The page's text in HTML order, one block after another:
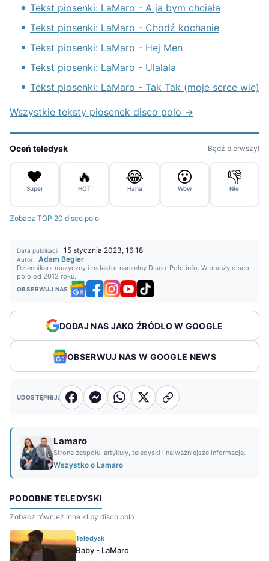
Tekst piosenki: LaMaro - A ja bym chciała
Tekst piosenki: LaMaro - Chodź kochanie
Tekst piosenki: LaMaro - Hej Men
Tekst piosenki: LaMaro - Ulalala
Tekst piosenki: LaMaro - Tak Tak (moje serce wie)
Wszystkie teksty piosenek disco polo →
Oceń teledysk Bądź pierwszy!
❤️
Super
🔥
HOT
😂
Haha
😮
Wow
👎
Nie
Zobacz TOP 20 disco polo
Data publikacji: 15 stycznia 2023, 16:18
Autor: Adam Begier
Dziennikarz muzyczny i redaktor naczelny Disco-Polo.info. W branży disco
polo od 2012 roku.
OBSERWUJ NAS
DODAJ NAS JAKO ŹRÓDŁO W GOOGLE
OBSERWUJ NAS W GOOGLE NEWS
UDOSTĘPNIJ:
Lamaro
Strona zespołu, artykuły, teledyski i najważniejsze informacje.
Wszystko o Lamaro
PODOBNE TELEDYSKI
Zobacz również inne klipy disco polo
Teledysk
Baby - LaMaro